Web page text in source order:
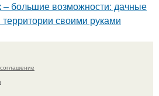
– большие возможности: дачные
своими руками